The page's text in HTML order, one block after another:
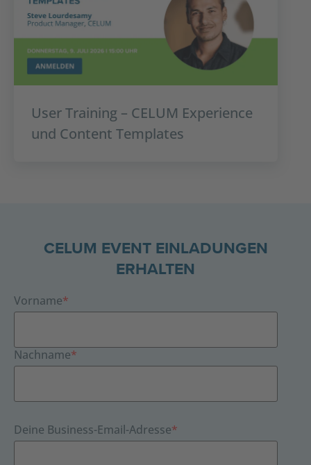
User Training – CELUM Experience
und Content Templates
CELUM EVENT EINLADUNGEN
ERHALTEN
Vorname*
Nachname*
Deine Business-Email-Adresse*